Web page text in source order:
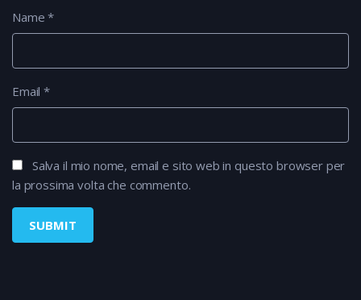
Name*
Email*
Salva il mio nome, email e sito web in questo browser per
la prossima volta che commento.